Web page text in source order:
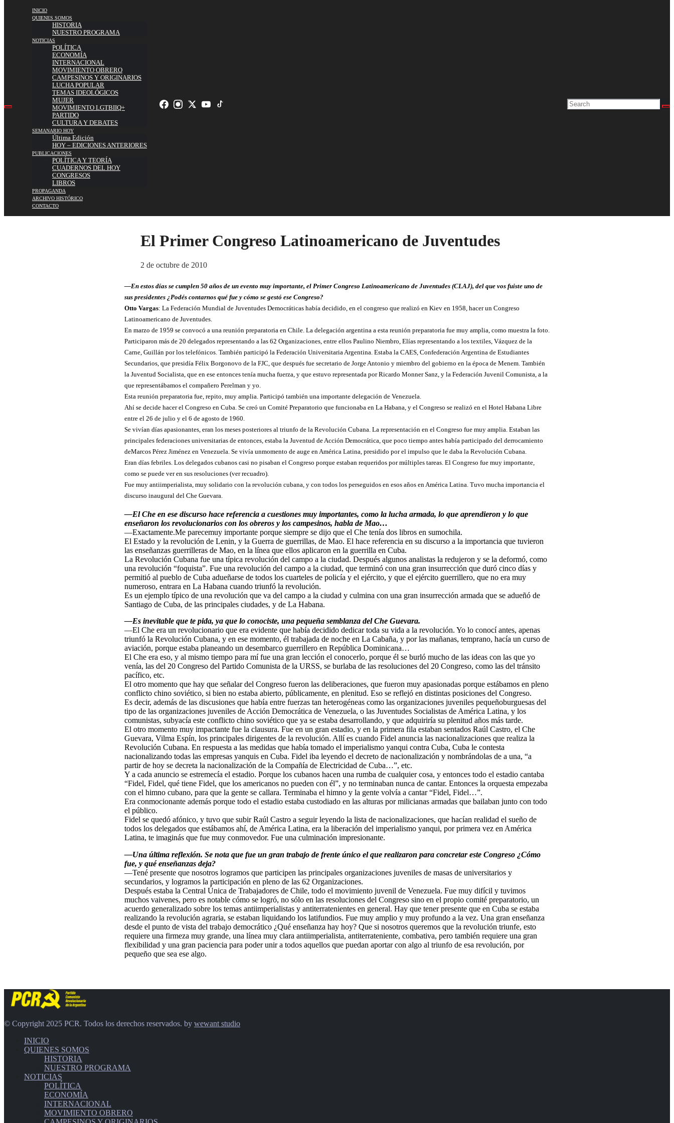
INICIO
QUIENES SOMOS
HISTORIA
NUESTRO PROGRAMA
NOTICIAS
POLÍTICA
ECONOMÍA
INTERNACIONAL
MOVIMIENTO OBRERO
CAMPESINOS Y ORIGINARIOS
LUCHA POPULAR
TEMAS IDEOLÓGICOS
MUJER
MOVIMIENTO LGTBIIQ+
PARTIDO
CULTURA Y DEBATES
SEMANARIO HOY
Última Edición
HOY – EDICIONES ANTERIORES
PUBLICACIONES
POLÍTICA Y TEORÍA
CUADERNOS DEL HOY
CONGRESOS
LIBROS
PROPAGANDA
ARCHIVO HISTÓRICO
CONTACTO
El Primer Congreso Latinoamericano de Juventudes
2 de octubre de 2010
—En estos días se cumplen 50 años de un evento muy importante, el Primer Congreso Latinoamericano de Juventudes (CLAJ), del que vos fuiste uno de
sus presidentes ¿Podés contarnos qué fue y cómo se gestó ese Congreso?
Otto Vargas: La Federación Mundial de Juventudes Democráticas había decidido, en el congreso que realizó en Kiev en 1958, hacer un Congreso
Latinoamericano de Juventudes.
En marzo de 1959 se convocó a una reunión preparatoria en Chile. La delegación argentina a esta reunión preparatoria fue muy amplia, como muestra la foto.
Participaron más de 20 delegados representando a las 62 Organizaciones, entre ellos Paulino Niembro, Elías representando a los textiles, Vázquez de la
Carne, Guillán por los telefónicos. También participó la Federación Universitaria Argentina. Estaba la CAES, Confederación Argentina de Estudiantes
Secundarios, que presidía Félix Borgonovo de la FJC, que después fue secretario de Jorge Antonio y miembro del gobierno en la época de Menem. También
la Juventud Socialista, que en ese entonces tenía mucha fuerza, y que estuvo representada por Ricardo Monner Sanz, y la Federación Juvenil Comunista, a la
que representábamos el compañero Perelman y yo.
Esta reunión preparatoria fue, repito, muy amplia. Participó también una importante delegación de Venezuela.
Ahí se decide hacer el Congreso en Cuba. Se creó un Comité Preparatorio que funcionaba en La Habana, y el Congreso se realizó en el Hotel Habana Libre
entre el 26 de julio y el 6 de agosto de 1960.
Se vivían días apasionantes, eran los meses posteriores al triunfo de la Revolución Cubana. La representación en el Congreso fue muy amplia. Estaban las
principales federaciones universitarias de entonces, estaba la Juventud de Acción Democrática, que poco tiempo antes había participado del derrocamiento
deMarcos Pérez Jiménez en Venezuela. Se vivía unmomento de auge en América Latina, presidido por el impulso que le daba la Revolución Cubana.
Eran días febriles. Los delegados cubanos casi no pisaban el Congreso porque estaban requeridos por múltiples tareas. El Congreso fue muy importante,
como se puede ver en sus resoluciones (ver recuadro).
Fue muy antiimperialista, muy solidario con la revolución cubana, y con todos los perseguidos en esos años en América Latina. Tuvo mucha importancia el
discurso inaugural del Che Guevara.
—El Che en ese discurso hace referencia a cuestiones muy importantes, como la lucha armada, lo que aprendieron y lo que
enseñaron los revolucionarios con los obreros y los campesinos, habla de Mao…
—Exactamente.Me parecemuy importante porque siempre se dijo que el Che tenía dos libros en sumochila.
El Estado y la revolución de Lenin, y la Guerra de guerrillas, de Mao. El hace referencia en su discurso a la importancia que tuvieron
las enseñanzas guerrilleras de Mao, en la línea que ellos aplicaron en la guerrilla en Cuba.
La Revolución Cubana fue una típica revolución del campo a la ciudad. Después algunos analistas la redujeron y se la deformó, como
una revolución “foquista”. Fue una revolución del campo a la ciudad, que terminó con una gran insurrección que duró cinco días y
permitió al pueblo de Cuba adueñarse de todos los cuarteles de policía y el ejército, y que el ejército guerrillero, que no era muy
numeroso, entrara en La Habana cuando triunfó la revolución.
Es un ejemplo típico de una revolución que va del campo a la ciudad y culmina con una gran insurrección armada que se adueñó de
Santiago de Cuba, de las principales ciudades, y de La Habana.
—Es inevitable que te pida, ya que lo conociste, una pequeña semblanza del Che Guevara.
—El Che era un revolucionario que era evidente que había decidido dedicar toda su vida a la revolución. Yo lo conocí antes, apenas
triunfó la Revolución Cubana, y en ese momento, él trabajada de noche en La Cabaña, y por las mañanas, temprano, hacía un curso de
aviación, porque estaba planeando un desembarco guerrillero en República Dominicana…
El Che era eso, y al mismo tiempo para mí fue una gran lección el conocerlo, porque él se burló mucho de las ideas con las que yo
venía, las del 20 Congreso del Partido Comunista de la URSS, se burlaba de las resoluciones del 20 Congreso, como las del tránsito
pacífico, etc.
El otro momento que hay que señalar del Congreso fueron las deliberaciones, que fueron muy apasionadas porque estábamos en pleno
conflicto chino soviético, si bien no estaba abierto, públicamente, en plenitud. Eso se reflejó en distintas posiciones del Congreso.
Es decir, además de las discusiones que había entre fuerzas tan heterogéneas como las organizaciones juveniles pequeñoburguesas del
tipo de las organizaciones juveniles de Acción Democrática de Venezuela, o las Juventudes Socialistas de América Latina, y los
comunistas, subyacía este conflicto chino soviético que ya se estaba desarrollando, y que adquiriría su plenitud años más tarde.
El otro momento muy impactante fue la clausura. Fue en un gran estadio, y en la primera fila estaban sentados Raúl Castro, el Che
Guevara, Vilma Espín, los principales dirigentes de la revolución. Allí es cuando Fidel anuncia las nacionalizaciones que realiza la
Revolución Cubana. En respuesta a las medidas que había tomado el imperialismo yanqui contra Cuba, Cuba le contesta
nacionalizando todas las empresas yanquis en Cuba. Fidel iba leyendo el decreto de nacionalización y nombrándolas de a una, “a
partir de hoy se decreta la nacionalización de la Compañía de Electricidad de Cuba…”, etc.
Y a cada anuncio se estremecía el estadio. Porque los cubanos hacen una rumba de cualquier cosa, y entonces todo el estadio cantaba
“Fidel, Fidel, qué tiene Fidel, que los americanos no pueden con él”, y no terminaban nunca de cantar. Entonces la orquesta empezaba
con el himno cubano, para que la gente se callara. Terminaba el himno y la gente volvía a cantar “Fidel, Fidel…”.
Era conmocionante además porque todo el estadio estaba custodiado en las alturas por milicianas armadas que bailaban junto con todo
el público.
Fidel se quedó afónico, y tuvo que subir Raúl Castro a seguir leyendo la lista de nacionalizaciones, que hacían realidad el sueño de
todos los delegados que estábamos ahí, de América Latina, era la liberación del imperialismo yanqui, por primera vez en América
Latina, te imaginás que fue muy conmovedor. Fue una culminación impresionante.
—Una última reflexión. Se nota que fue un gran trabajo de frente único el que realizaron para concretar este Congreso ¿Cómo
fue, y qué enseñanzas deja?
—Tené presente que nosotros logramos que participen las principales organizaciones juveniles de masas de universitarios y
secundarios, y logramos la participación en pleno de las 62 Organizaciones.
Después estaba la Central Única de Trabajadores de Chile, todo el movimiento juvenil de Venezuela. Fue muy difícil y tuvimos
muchos vaivenes, pero es notable cómo se logró, no sólo en las resoluciones del Congreso sino en el propio comité preparatorio, un
acuerdo generalizado sobre los temas antiimperialistas y antiterratenientes en general. Hay que tener presente que en Cuba se estaba
realizando la revolución agraria, se estaban liquidando los latifundios. Fue muy amplio y muy profundo a la vez. Una gran enseñanza
desde el punto de vista del trabajo democrático ¿Qué enseñanza hay hoy? Que si nosotros queremos que la revolución triunfe, esto
requiere una firmeza muy grande, una línea muy clara antiimperialista, antiterrateniente, combativa, pero también requiere una gran
flexibilidad y una gran paciencia para poder unir a todos aquellos que puedan aportar con algo al triunfo de esa revolución, por
pequeño que sea ese algo.
© Copyright 2025 PCR. Todos los derechos reservados. by wewant studio
INICIO
QUIENES SOMOS
HISTORIA
NUESTRO PROGRAMA
NOTICIAS
POLÍTICA
ECONOMÍA
INTERNACIONAL
MOVIMIENTO OBRERO